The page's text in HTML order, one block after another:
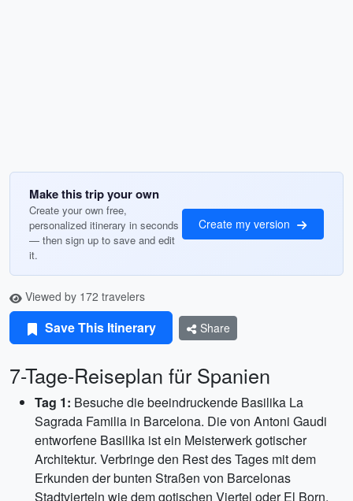
Make this trip your own
Create your own free,
personalized itinerary in seconds
— then sign up to save and edit
it.
Create my version
Viewed by 172 travelers
Save This Itinerary Share
7-Tage-Reiseplan für Spanien
Tag 1: Besuche die beeindruckende Basilika La
Sagrada Familia in Barcelona. Die von Antoni Gaudi
entworfene Basilika ist ein Meisterwerk gotischer
Architektur. Verbringe den Rest des Tages mit dem
Erkunden der bunten Straßen von Barcelonas
Stadtvierteln wie dem gotischen Viertel oder El Born.